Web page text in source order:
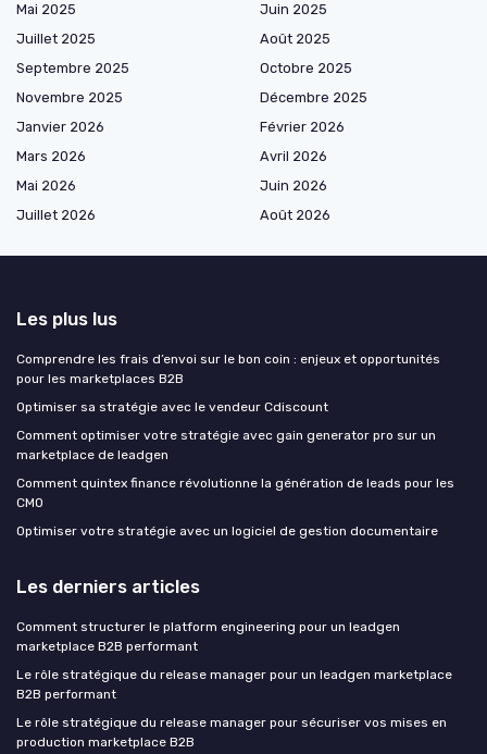
Mai 2025
Juin 2025
Juillet 2025
Août 2025
Septembre 2025
Octobre 2025
Novembre 2025
Décembre 2025
Janvier 2026
Février 2026
Mars 2026
Avril 2026
Mai 2026
Juin 2026
Juillet 2026
Août 2026
Les plus lus
Comprendre les frais d’envoi sur le bon coin : enjeux et opportunités
pour les marketplaces B2B
Optimiser sa stratégie avec le vendeur Cdiscount
Comment optimiser votre stratégie avec gain generator pro sur un
marketplace de leadgen
Comment quintex finance révolutionne la génération de leads pour les
CMO
Optimiser votre stratégie avec un logiciel de gestion documentaire
Les derniers articles
Comment structurer le platform engineering pour un leadgen
marketplace B2B performant
Le rôle stratégique du release manager pour un leadgen marketplace
B2B performant
Le rôle stratégique du release manager pour sécuriser vos mises en
production marketplace B2B